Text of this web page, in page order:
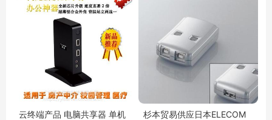
云终端产品 电脑共享器 单机
杉本贸易供应日本ELECOM